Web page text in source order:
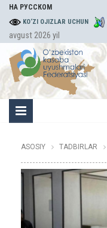
НА РУССКОМ
KO‘ZI OJIZLAR UCHUN
avgust 2026 yil
ASOSIY TADBIRLAR